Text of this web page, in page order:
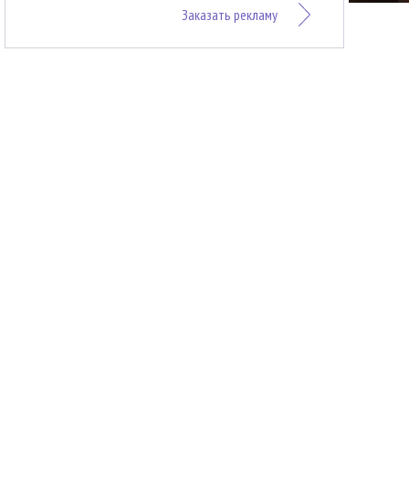
Заказать рекламу